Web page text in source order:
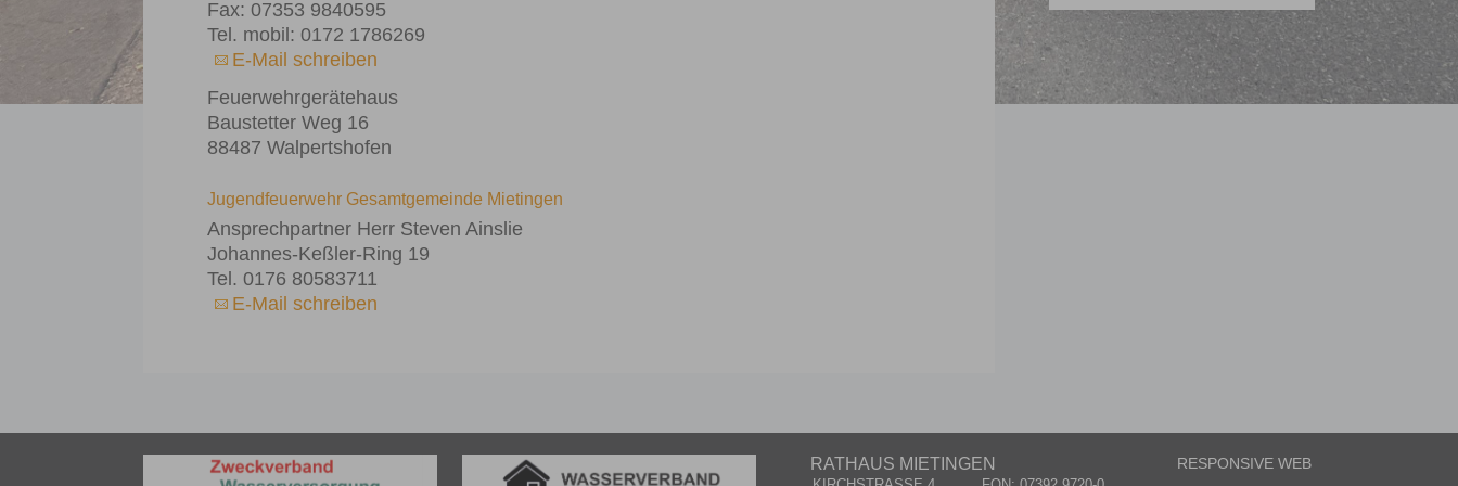
Fax: 07353 9840595
Tel. mobil: 0172 1786269
E-Mail schreiben
Feuerwehrgerätehaus
Baustetter Weg 16
88487 Walpertshofen
Jugendfeuerwehr Gesamtgemeinde Mietingen
Ansprechpartner Herr Steven Ainslie
Johannes-Keßler-Ring 19
Tel. 0176 80583711
E-Mail schreiben
RATHAUS MIETINGEN RESPONSIVE WEB